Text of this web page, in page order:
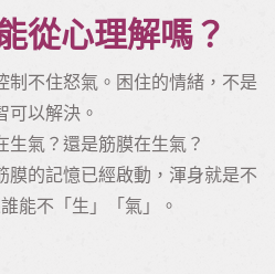
從心理解嗎？
制不住怒氣。困住的情緒，不是
可以解決。
生氣？還是筋膜在生氣？
膜的記憶已經啟動，渾身就是不
能不「生」「氣」。